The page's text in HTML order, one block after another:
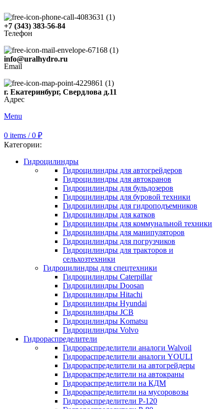
+7 (343) 383-56-84
Телефон
info@uralhydro.ru
Email
г. Екатеринбург, Свердлова д.11
Адрес
Menu
0 items / 0 ₽
Категории:
Гидроцилиндры
Гидроцилиндры для автогрейдеров
Гидроцилиндры для автокранов
Гидроцилиндры для бульдозеров
Гидроцилиндры для буровой техники
Гидроцилиндры для гидроподъемников
Гидроцилиндры для катков
Гидроцилиндры для коммунальной техники
Гидроцилиндры для манипуляторов
Гидроцилиндры для погрузчиков
Гидроцилиндры для тракторов и
сельхозтехники
Гидроцилиндры для спецтехники
Гидроцилиндры Caterpillar
Гидроцилиндры Doosan
Гидроцилиндры Hitachi
Гидроцилиндры Hyundai
Гидроцилиндры JCB
Гидроцилиндры Komatsu
Гидроцилиндры Volvo
Гидрораспределители
Гидрораспределители аналоги Walvoil
Гидрораспределители аналоги YOULI
Гидрораспределители на автогрейдеры
Гидрораспределители на автокраны
Гидрораспределители на КДМ
Гидрораспределители на мусоровозы
Гидрораспределители Р-120